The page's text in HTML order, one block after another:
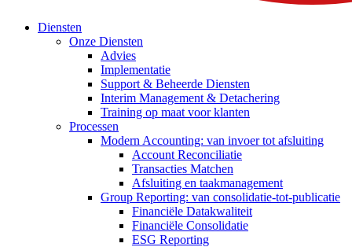
Diensten
Onze Diensten
Advies
Implementatie
Support & Beheerde Diensten
Interim Management & Detachering
Training op maat voor klanten
Processen
Modern Accounting: van invoer tot afsluiting
Account Reconciliatie
Transacties Matchen
Afsluiting en taakmanagement
Group Reporting: van consolidatie-tot-publicatie
Financiële Datakwaliteit
Financiële Consolidatie
ESG Reporting